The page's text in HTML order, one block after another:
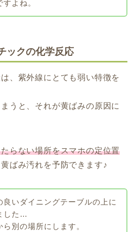
よね。
ックの化学反応
、紫外線にとても弱い特徴を
うと、それが黄ばみの原因に
らない場所をスマホの定位置
ばみ汚れを予防できます♪
良いダイニングテーブルの上に
した…
別の場所にします。